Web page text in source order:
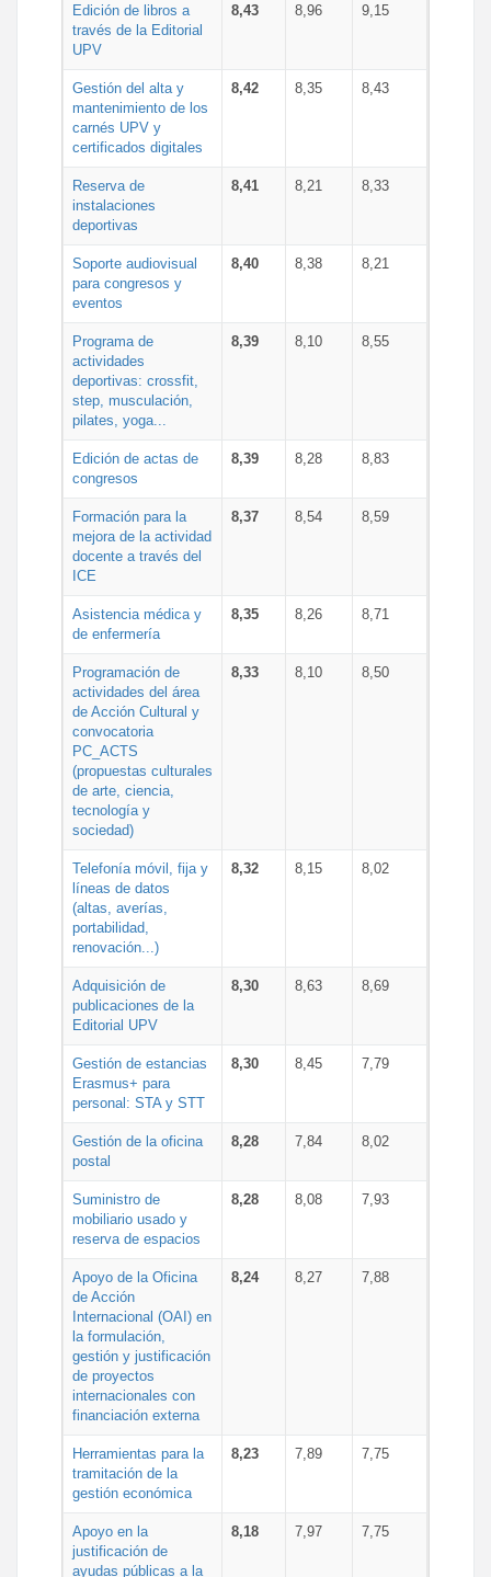
Edición de libros a
través de la Editorial
UPV
8,43 8,96 9,15
Gestión del alta y
mantenimiento de los
carnés UPV y
certificados digitales
8,42 8,35 8,43
Reserva de
instalaciones
deportivas
8,41 8,21 8,33
Soporte audiovisual
para congresos y
eventos
8,40 8,38 8,21
Programa de
actividades
deportivas: crossfit,
step, musculación,
pilates, yoga...
8,39 8,10 8,55
Edición de actas de
congresos
8,39 8,28 8,83
Formación para la
mejora de la actividad
docente a través del
ICE
8,37 8,54 8,59
Asistencia médica y
de enfermería
8,35 8,26 8,71
Programación de
actividades del área
de Acción Cultural y
convocatoria
PC_ACTS
(propuestas culturales
de arte, ciencia,
tecnología y
sociedad)
8,33 8,10 8,50
Telefonía móvil, fija y
líneas de datos
(altas, averías,
portabilidad,
renovación...)
8,32 8,15 8,02
Adquisición de
publicaciones de la
Editorial UPV
8,30 8,63 8,69
Gestión de estancias
Erasmus+ para
personal: STA y STT
8,30 8,45 7,79
Gestión de la oficina
postal
8,28 7,84 8,02
Suministro de
mobiliario usado y
reserva de espacios
8,28 8,08 7,93
Apoyo de la Oficina
de Acción
Internacional (OAI) en
la formulación,
gestión y justificación
de proyectos
internacionales con
financiación externa
8,24 8,27 7,88
Herramientas para la
tramitación de la
gestión económica
8,23 7,89 7,75
Apoyo en la
justificación de
ayudas públicas a la
8,18 7,97 7,75